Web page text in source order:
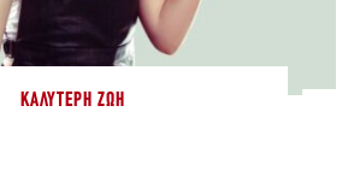
ΚΑΛΎΤΕΡΗ ΖΩΉ